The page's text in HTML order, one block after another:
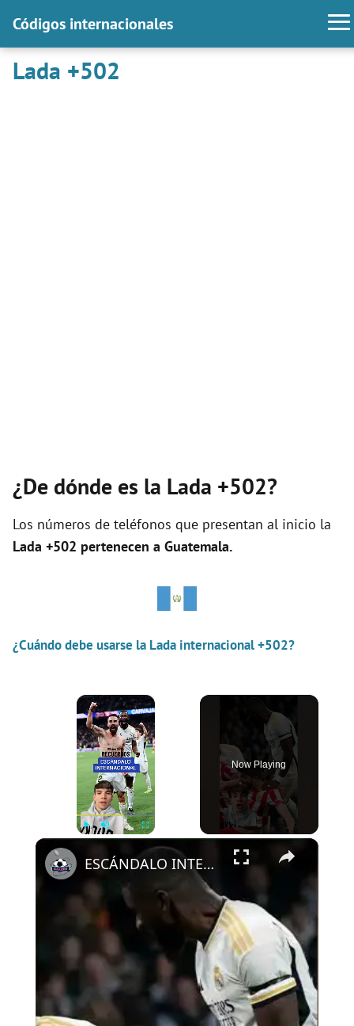
Códigos internacionales
Lada +502
¿De dónde es la Lada +502?
Los números de teléfonos que presentan al inicio la
Lada +502 pertenecen a Guatemala.
¿Cuándo debe usarse la Lada internacional +502?
×
Now Playing
×
ESCÁNDALO INTERNACIONAL